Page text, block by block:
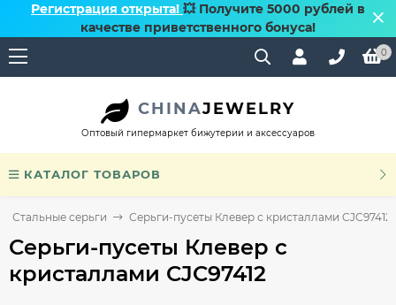
Регистрация открыта! 💥 Получите 5000 рублей в
качестве приветственного бонуса!
0
CHINAJEWELRY
Оптовый гипермаркет бижутерии и аксессуаров
КАТАЛОГ ТОВАРОВ
Стальные серьги Серьги-пусеты Клевер с кристаллами CJC97412
Серьги-пусеты Клевер с
кристаллами CJC97412